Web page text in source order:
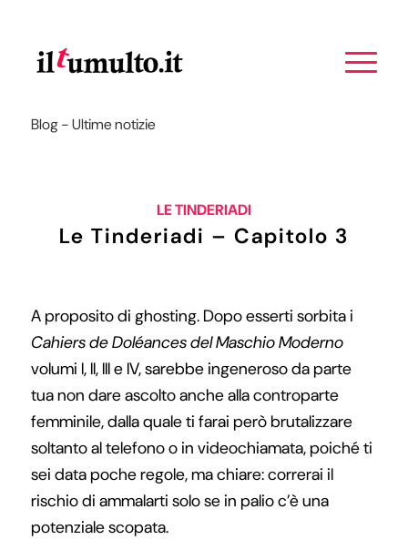
Blog - Ultime notizie
LE TINDERIADI
Le Tinderiadi – Capitolo 3
A proposito di ghosting. Dopo esserti sorbita i
Cahiers de Doléancesdel Maschio Moderno
volumi I, II, III e IV, sarebbe ingeneroso da parte
tua non dare ascolto anche alla controparte
femminile, dalla quale ti farai però brutalizzare
soltanto al telefono o in videochiamata, poiché ti
sei data poche regole, ma chiare: correrai il
rischio di ammalarti solo se in palio c’è una
potenziale scopata.